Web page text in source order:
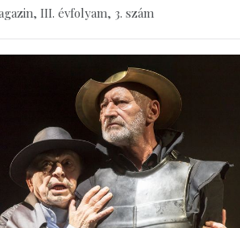
III. évfolyam, 3. szám